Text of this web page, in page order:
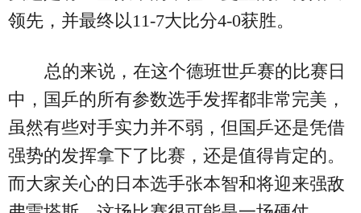
领先，并最终以11-7大比分4-0获胜。
总的来说，在这个德班世乒赛的比赛日
中，国乒的所有参数选手发挥都非常完美，
虽然有些对手实力并不弱，但国乒还是凭借
强势的发挥拿下了比赛，还是值得肯定的。
而大家关心的日本选手张本智和将迎来强敌